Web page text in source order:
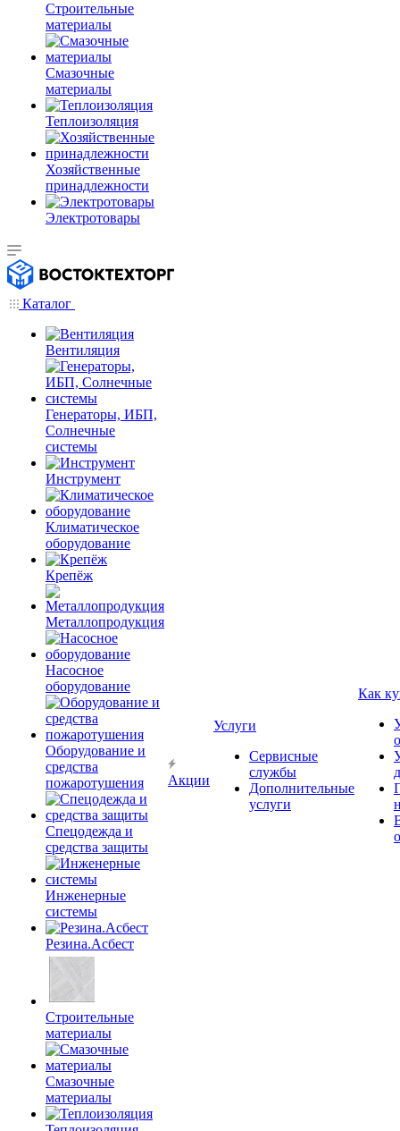
Строительные
материалы
Смазочные
материалы
Теплоизоляция
Хозяйственные
принадлежности
Электротовары
Каталог
Вентиляция
Генераторы, ИБП,
Солнечные
системы
Инструмент
Климатическое
оборудование
Крепёж
Металлопродукция
Насосное
оборудование
Оборудование и
средства
пожаротушения
Спецодежда и
средства защиты
Инженерные
системы
Резина.Асбест
Строительные
материалы
Смазочные
материалы
Акции
Услуги
Сервисные
службы
Дополнительные
услуги
Как